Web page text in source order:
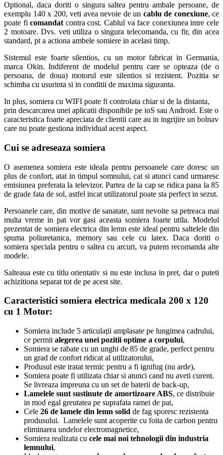
Optional, daca doriti o singura saltea pentru ambale persoane, de
exemplu 140 x 200, veti avea nevoie de un cablu de conexiune, ce
poate ficomandat contra cost. Cablul va face conexiunea intre cele
2 motoare. Dvs. veti utiliza o singura telecomanda, cu fir, din acea
standard, pt a actiona ambele somiere in acelasi timp.
Sistemul este foarte silentios, cu un motor fabricat in Germania,
marca Okin. Indiferent de modelul pentru care se opteaza (de o
persoana, de doua) motorul este silentios si rezistent. Pozitia se
schimba cu usurinta si in conditii de maxima siguranta.
In plus, somiera cu WIFI poate fi controlata chiar si de la distanta,
prin descarcarea unei aplicatii disponibile pe ioS sau Android. Este o
caracteristica foarte apreciata de clientii care au in ingrijire un bolnav
care nu poate gestiona individual acest aspect.
Cui se adreseaza somiera
O asemenea somiera este ideala pentru persoanele care doresc un
plus de confort, atat in timpul somnului, cat si atunci cand urmaresc
emisiunea preferata la televizor. Partea de la cap se ridica pana la 85
de grade fata de sol, astfel incat utilizatorul poate sta perfect in sezut.
Persoanele care, din motive de sanatate, sunt nevoite sa petreaca mai
multa vreme in pat vor gasi aceasta somiera foarte utila. Modelul
prezentat de somiera electrica din lemn este ideal pentru saltelele din
spuma poliuretanica, memory sau cele cu latex. Daca doriti o
somiera speciala pentru o saltea cu arcuri, va putem recomanda alte
modele.
Salteaua este cu titlu orientativ si nu este inclusa in pret, dar o puteti
achizitiona separat tot de pe acest site.
Caracteristici somiera electrica medicala 200 x 120
cu 1 Motor:
Somiera include 5 articulații amplasate pe lungimea cadrului,
ce permit alegerea unei pozitii optime a corpului,
Somiera se rabate cu un unghi de 85 de grade, perfect pentru
un grad de confort ridicat al utilizatorului,
Produsul este tratat termic pentru a fi ignifug (nu arde),
Somiera poate fi utilizata chiar si atunci cand nu aveti curent.
Se livreaza impreuna cu un set de baterii de back-up,
Lamelele sunt sustinute de amortizoare ABS, ce distribuie
in mod egal greutatea pe suprafata ramei de pat,
Cele 26 de lamele din lemn solid de fag sporesc rezistenta
produsului. Lamelele sunt acoperite cu foita de carbon pentru
eliminarea undelor electromagnetice,
Somiera realizata cu cele mai noi tehnologii din industria
lemnului,